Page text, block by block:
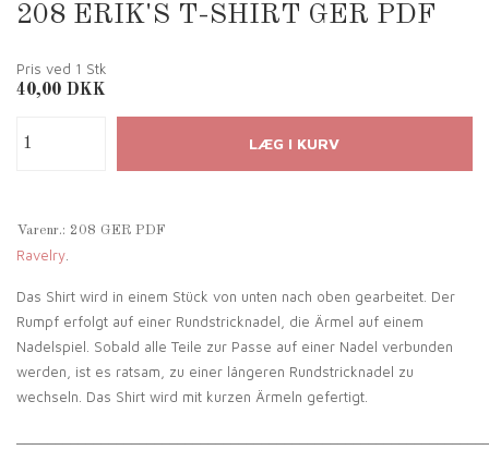
208 ERIK'S T-SHIRT GER PDF
Pris ved 1 Stk
40,00 DKK
Varenr.: 208 GER PDF
Ravelry
Das Shirt wird in einem Stück von unten nach oben gearbeitet. Der
Rumpf erfolgt auf einer Rundstricknadel, die Ärmel auf einem
Nadelspiel. Sobald alle Teile zur Passe auf einer Nadel verbunden
werden, ist es ratsam, zu einer längeren Rundstricknadel zu
wechseln. Das Shirt wird mit kurzen Ärmeln gefertigt.